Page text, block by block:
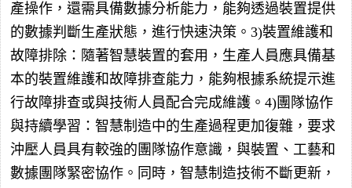
產操作，還需具備數據分析能力，能夠透過裝置提供
的數據判斷生產狀態，進行快速決策。3)裝置維護和
故障排除：隨著智慧裝置的套用，生產人員應具備基
本的裝置維護和故障排查能力，能夠根據系統提示進
行故障排查或與技術人員配合完成維護。4)團隊協作
與持續學習：智慧制造中的生產過程更加復雜，要求
沖壓人員具有較強的團隊協作意識，與裝置、工藝和
數據團隊緊密協作。同時，智慧制造技術不斷更新，